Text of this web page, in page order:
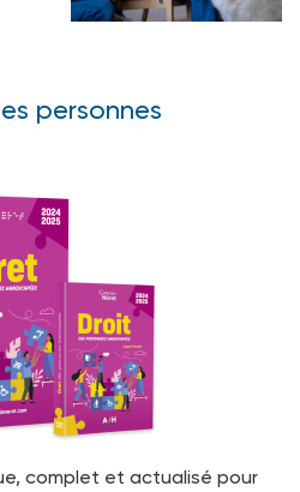
personnes
complet et actualisé pour